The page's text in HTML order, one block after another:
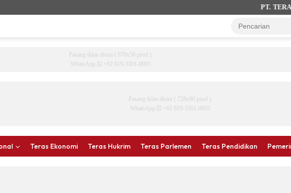
PT.
Pasang iklan disini ( 970x50 pixel )
WhatsApp
+62 819-3301-0005
Pasang iklan disini ( 728x90 pixel )
WhatsApp
+62 819-3301-0005
Teras Ekonomi Teras Hukrim Teras Parlemen Teras Pendidikan